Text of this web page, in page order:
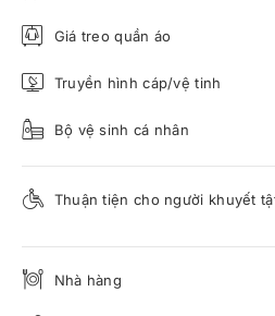
Giá treo quần áo
Truyền hình cáp/vệ tinh
Bộ vệ sinh cá nhân
Thuận tiện cho người khuyết
Nhà hàng